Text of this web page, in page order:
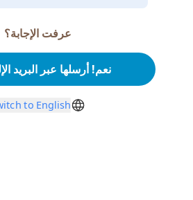
عرفت الإجابة؟
نعم! أرسلها عبر البريد
to English